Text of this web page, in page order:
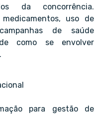
da concorrência.
uso de
de saúde
como se envolver
para gestão de